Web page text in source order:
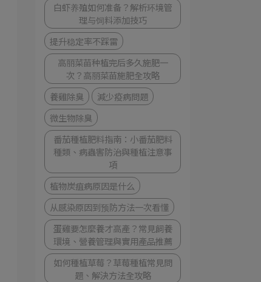
白虾养殖如何准备？解析环境管
理与饲料添加技巧
提升稳定率不踩雷
高丽菜苗种植完后多久施肥一
次？高丽菜苗施肥全攻略
養雞除臭
減少疫病問題
微生物除臭
番茄種植肥料指南：小番茄肥料
種類、病蟲害防治與種植注意事
項
植物炭疽病原因是什么
从感染原因到预防方法一次看懂
蛋雞要怎麼養才高產？常見飼養
環境、營養管理與實用產品推薦
如何種植草莓？草莓種植常見問
題、解決方法全攻略